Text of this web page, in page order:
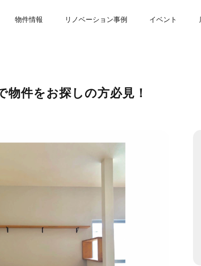
物件情報 リノベーション事例 イベント
物件をお探しの方必見！